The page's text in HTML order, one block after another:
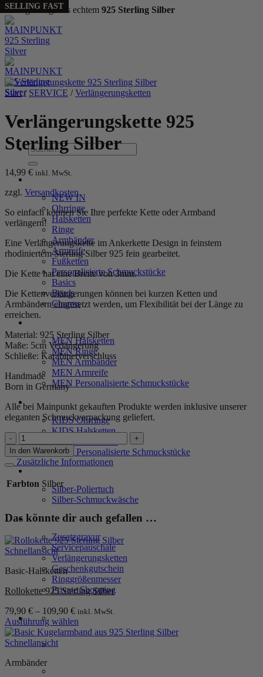
Handgefertigt aus echtem 925 Sterling Silber
Zum
Inhalt
springen
Suchen
nach:
NEW IN
Ohrringe
Halsketten
Ringe
Armbänder
Armreife
Fußketten
Personalisierte Schmuckstücke
Basics
Beads
Charms
MEN Halsketten
MEN Ringe
MEN Armbänder
MEN Armreife
MEN Personalisierte Schmuckstücke
KIDS
KIDS Ohrringe
KIDS Halsketten
KIDS Personalisierte Schmuckstücke
Silber-Poliertuch
Silber-Schmuckwäsche
SERVICE
Zusatzgravur
Servicepauschale
Verlängerungsketten
Geschenkgutschein
Ringgrößenmesser
Private Shopping
Start / SERVICE / Verlängerungsketten
Verlängerungskette 925
Sterling Silber
14,99 € inkl. MwSt.
zzgl. Versandkosten
So einfach können Sie Ihre perfekte Kette oder Armband
verlängern!
Eine Verlängerungskette im Ankerkette Design in feinstem
rhodiniertem Sterling Silber 925 fein gearbeitet.
Die Kette hat eine Breite von 3mm.
Die Kettenverlängerungen können bei kurzen Ketten und
Armbändern eingesetzt werden, um Flexibilität bei der Länge zu
erreichen.
Material: 925 Sterling Silber
Maße: 5cm Verlängerung
Schließe: Karabinerverschluss
Handmade
Born in Germany
Alle bei Mainpunkt gekauften Produkte werden inklusive unserer
eleganten Schmuckverpackung geliefert.
Verlängerungskette
925
Sterling
Silber
Menge
In den Warenkorb
Zusätzliche Informationen
Farbton Silber
Das könnte dir auch gefallen …
SELLING FAST
Schnellansicht
Basic-Halsketten
Rollokette 925 Sterling Silber
79,90 € – 109,90 € inkl. MwSt.
Ausführung wählen
Dieses
Produkt
mehrere
Schnellansicht
Armbänder
SELLING FAST
SELLING FAST
SELLING FAST